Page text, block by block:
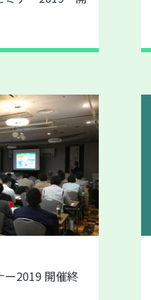
ー2019 開催終